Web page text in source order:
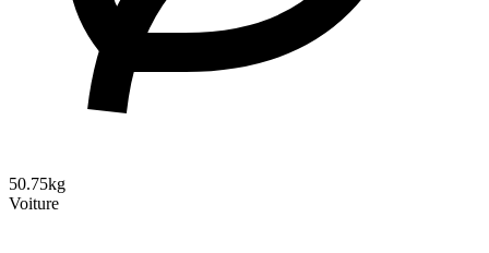
50.75kg
Voiture